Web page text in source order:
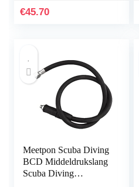
232/300Bar Connector
€45.70
Meetpon Scuba Diving
BCD Middeldrukslang
Scuba Diving